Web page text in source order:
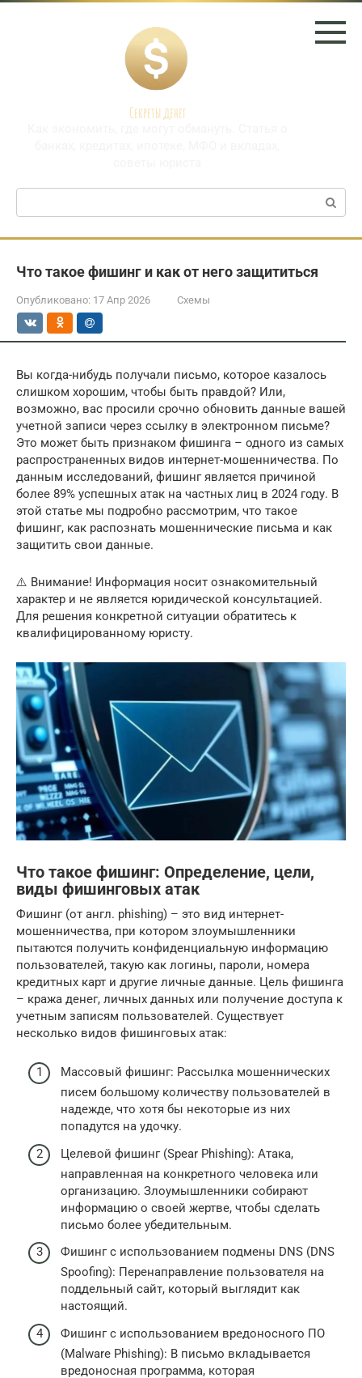
Перейти
Секреты денег
Поиск:
Что такое фишинг и как от него защититься
Опубликовано: 17 Апр 2026 Схемы
Вы когда-нибудь получали письмо, которое казалось
слишком хорошим, чтобы быть правдой? Или,
возможно, вас просили срочно обновить данные вашей
учетной записи через ссылку в электронном письме?
Это может быть признаком фишинга – одного из самых
распространенных видов интернет-мошенничества. По
данным исследований, фишинг является причиной
более 89% успешных атак на частных лиц в 2024 году. В
этой статье мы подробно рассмотрим, что такое
фишинг, как распознать мошеннические письма и как
защитить свои данные.
⚠️ Внимание! Информация носит ознакомительный
характер и не является юридической консультацией.
Для решения конкретной ситуации обратитесь к
квалифицированному юристу.
Что такое фишинг: Определение, цели,
виды фишинговых атак
Фишинг (от англ. phishing) – это вид интернет-
мошенничества, при котором злоумышленники
пытаются получить конфиденциальную информацию
пользователей, такую как логины, пароли, номера
кредитных карт и другие личные данные. Цель фишинга
– кража денег, личных данных или получение доступа к
учетным записям пользователей. Существует
несколько видов фишинговых атак:
Массовый фишинг: Рассылка мошеннических
писем большому количеству пользователей в
надежде, что хотя бы некоторые из них
попадутся на удочку.
Целевой фишинг (Spear Phishing): Атака,
направленная на конкретного человека или
организацию. Злоумышленники собирают
информацию о своей жертве, чтобы сделать
письмо более убедительным.
Фишинг с использованием подмены DNS (DNS
Spoofing): Перенаправление пользователя на
поддельный сайт, который выглядит как
настоящий.
Фишинг с использованием вредоносного ПО
(Malware Phishing): В письмо вкладывается
вредоносная программа, которая